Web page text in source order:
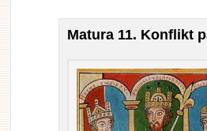
Matura 11. Konflikt